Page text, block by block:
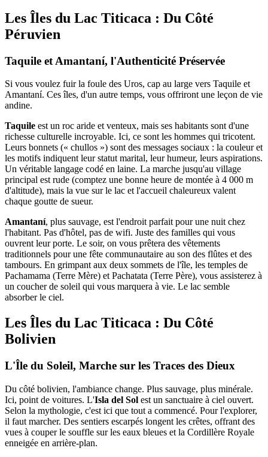
Les Îles du Lac Titicaca : Du Côté
Péruvien
Taquile et Amantaní, l'Authenticité Préservée
Si vous voulez fuir la foule des Uros, cap au large vers Taquile et
Amantaní. Ces îles, d'un autre temps, vous offriront une leçon de vie
andine.
Taquile est un roc aride et venteux, mais ses habitants sont d'une
richesse culturelle incroyable. Ici, ce sont les hommes qui tricotent.
Leurs bonnets (« chullos ») sont des messages sociaux : la couleur et
les motifs indiquent leur statut marital, leur humeur, leurs aspirations.
Un véritable langage codé en laine. La marche jusqu'au village
principal est rude (comptez une bonne heure de montée à 4 000 m
d'altitude), mais la vue sur le lac et l'accueil chaleureux valent
chaque goutte de sueur.
Amantaní, plus sauvage, est l'endroit parfait pour une nuit chez
l'habitant. Pas d'hôtel, pas de wifi. Juste des familles qui vous
ouvrent leur porte. Le soir, on vous prêtera des vêtements
traditionnels pour une fête communautaire au son des flûtes et des
tambours. En grimpant aux deux sommets de l'île, les temples de
Pachamama (Terre Mère) et Pachatata (Terre Père), vous assisterez à
un coucher de soleil qui vous marquera à vie. Le lac semble
absorber le ciel.
Les Îles du Lac Titicaca : Du Côté
Bolivien
L'Île du Soleil, Marche sur les Traces des Dieux
Du côté bolivien, l'ambiance change. Plus sauvage, plus minérale.
Ici, point de voitures. L'Isla del Sol est un sanctuaire à ciel ouvert.
Selon la mythologie, c'est ici que tout a commencé. Pour l'explorer,
il faut marcher. Des sentiers escarpés longent les crêtes, offrant des
vues à couper le souffle sur les eaux bleues et la Cordillère Royale
enneigée en arrière-plan.